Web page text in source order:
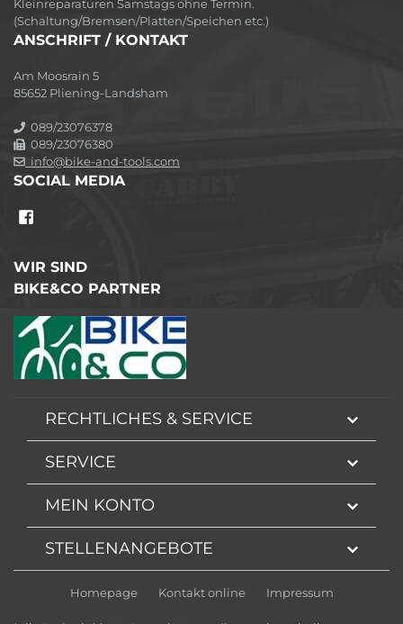
Kleinreparaturen Samstags ohne Termin.
(Schaltung/Bremsen/Platten/Speichen etc.)
ANSCHRIFT / KONTAKT
Am Moosrain 5
85652 Pliening-Landsham
089/23076378
089/23076380
info@bike-and-tools.com
SOCIAL MEDIA
WIR SIND
BIKE&CO PARTNER
RECHTLICHES & SERVICE
SERVICE
MEIN KONTO
STELLENANGEBOTE
Homepage Kontakt online Impressum